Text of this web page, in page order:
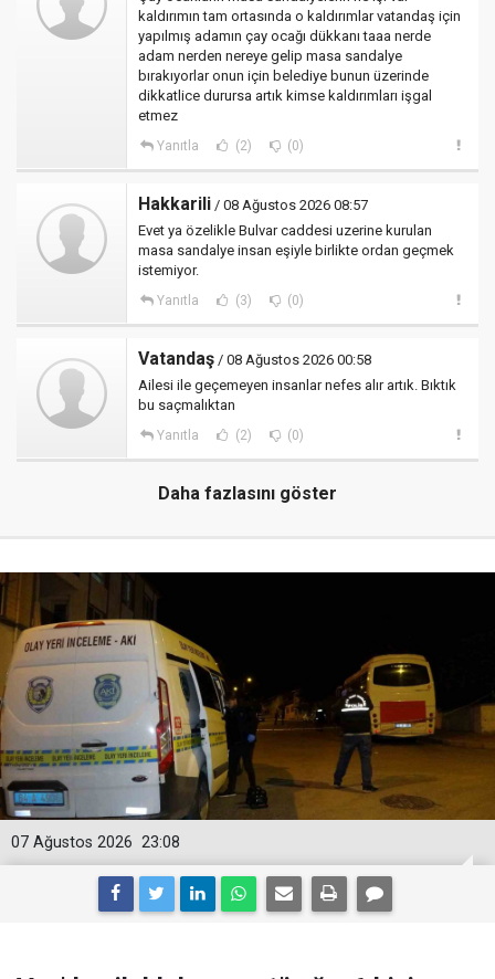
kaldırımın tam ortasında o kaldırımlar vatandaş için
yapılmış adamın çay ocağı dükkanı taaa nerde
adam nerden nereye gelip masa sandalye
bırakıyorlar onun için belediye bunun üzerinde
dikkatlice durursa artık kimse kaldırımları işgal
etmez
Yanıtla (2) (0)
Hakkarili / 08 Ağustos 2026 08:57
Evet ya özelikle Bulvar caddesi uzerine kurulan
masa sandalye insan eşiyle birlikte ordan geçmek
istemiyor.
Yanıtla (3) (0)
Vatandaş / 08 Ağustos 2026 00:58
Ailesi ile geçemeyen insanlar nefes alır artık. Bıktık
bu saçmalıktan
Yanıtla (2) (0)
Daha fazlasını göster
23:08
07 Ağustos 2026